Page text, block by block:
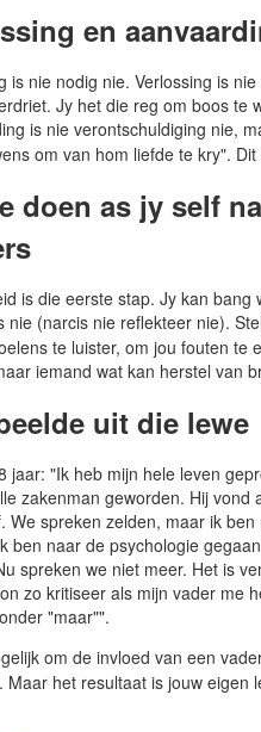
en
is nie nodig nie. Verlossing is
Jy het die reg om boos te
is nie verontschuldiging nie,
om van hom liefde te kry".
doen as jy self
is die eerste stap. Jy kan
nie (narcis nie reflekteer nie).
te luister, om jou fouten
iemand wat kan herstel van
uit die lewe
jaar: "Ik heb mijn hele leven
zakenman geworden. Hij
We spreken zelden, maar ik
ben naar de psychologie
spreken we niet meer. Het is
zo kritiseer als mijn vader me
"maar"".
om de invloed van een
Maar het resultaat is jouw eigen